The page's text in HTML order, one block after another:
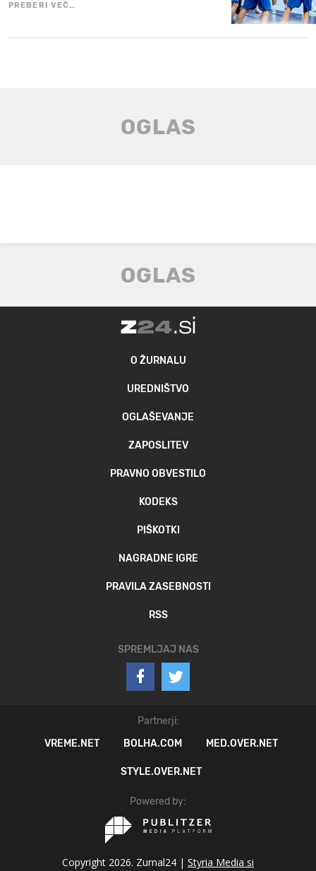
PREBERI VEČ…
O ŽURNALU
UREDNIŠTVO
OGLAŠEVANJE
ZAPOSLITEV
PRAVNO OBVESTILO
KODEKS
PIŠKOTKI
NAGRADNE IGRE
PRAVILA ZASEBNOSTI
RSS
SPREMLJAJ NAS
Partnerji:
VREME.NET
BOLHA.COM MED.OVER.NET
STYLE.OVER.NET
Powered by:
Copyright 2026. Zurnal24 | Styria Media si